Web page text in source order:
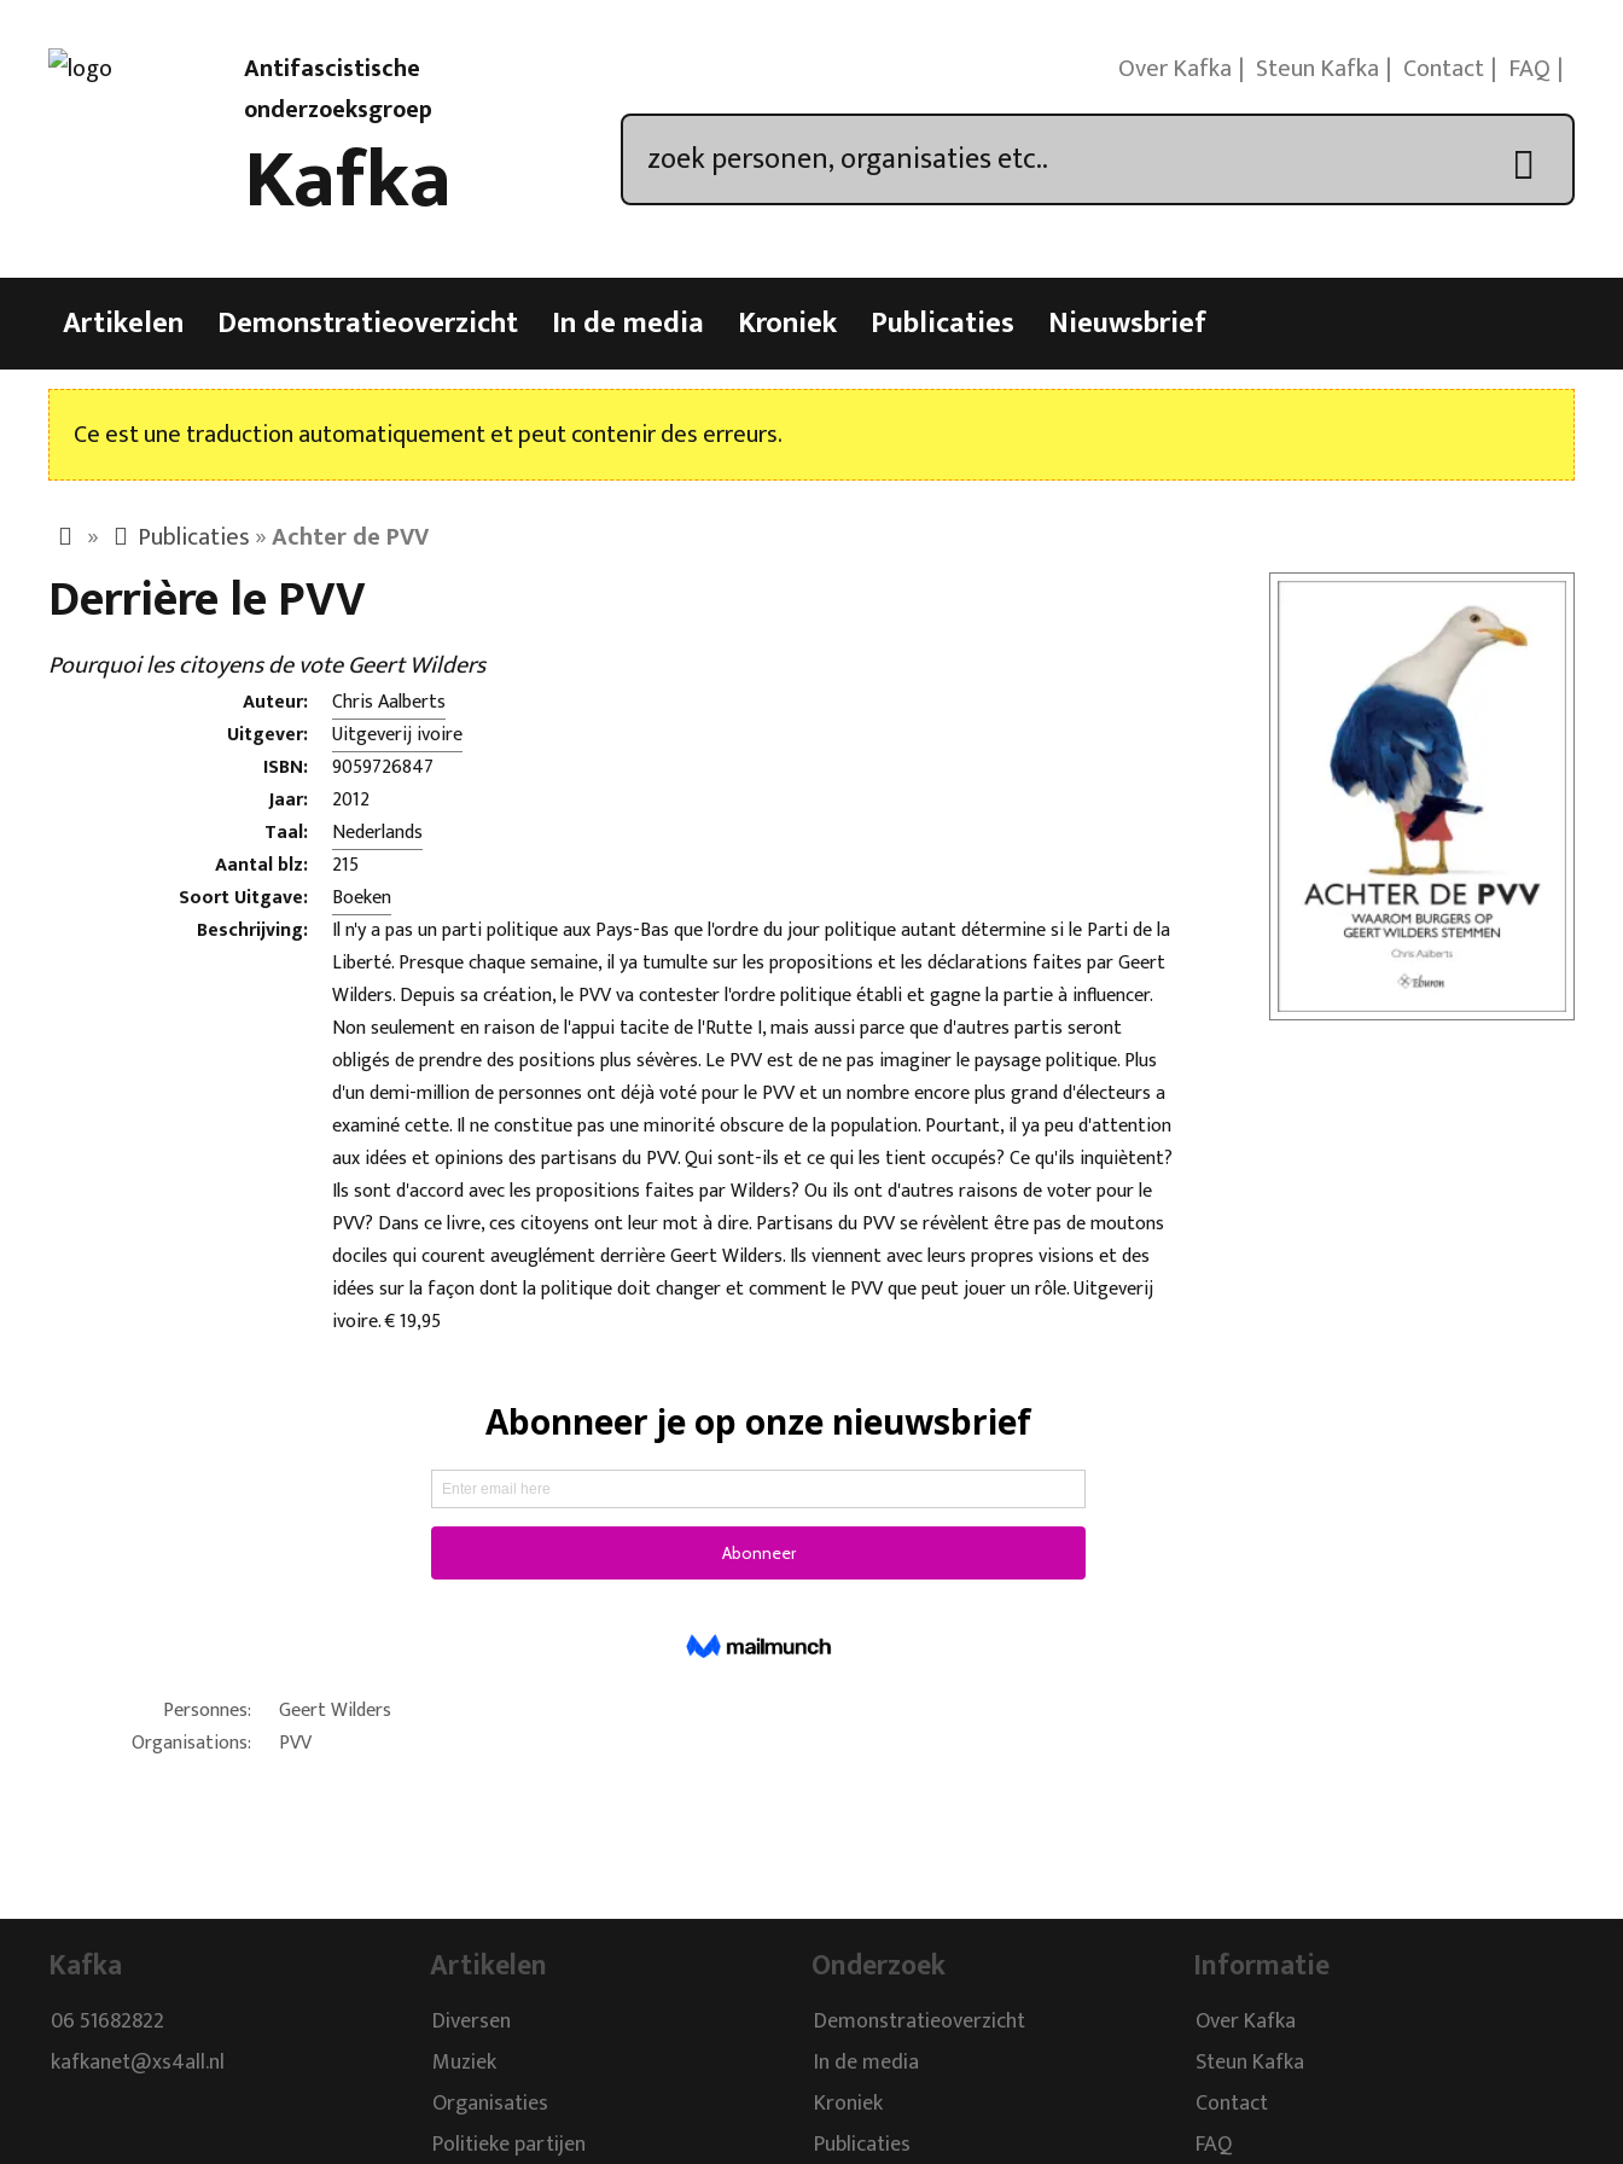
Antifascistische
onderzoeksgroep
Kafka
Over Kafka Steun Kafka Contact FAQ
Artikelen Demonstratieoverzicht In de media Kroniek Publicaties Nieuwsbrief
Ce est une traduction automatiquement et peut contenir des erreurs.
» Publicaties»Achter de PVV
Derrière le PVV
Pourquoi les citoyens de vote Geert Wilders
Auteur:
Chris Aalberts
Uitgever:
Uitgeverij ivoire
ISBN:
9059726847
Jaar:
2012
Taal:
Nederlands
Aantal blz:
215
Soort Uitgave:
Boeken
Beschrijving:
Il n'y a pas un parti politique aux Pays-Bas que l'ordre du jour politique autant détermine si le Parti de la
Liberté. Presque chaque semaine, il ya tumulte sur les propositions et les déclarations faites par Geert
Wilders. Depuis sa création, le PVV va contester l'ordre politique établi et gagne la partie à influencer.
Non seulement en raison de l'appui tacite de l'Rutte I, mais aussi parce que d'autres partis seront
obligés de prendre des positions plus sévères. Le PVV est de ne pas imaginer le paysage politique. Plus
d'un demi-million de personnes ont déjà voté pour le PVV et un nombre encore plus grand d'électeurs a
examiné cette. Il ne constitue pas une minorité obscure de la population. Pourtant, il ya peu d'attention
aux idées et opinions des partisans du PVV. Qui sont-ils et ce qui les tient occupés? Ce qu'ils inquiètent?
Ils sont d'accord avec les propositions faites par Wilders? Ou ils ont d'autres raisons de voter pour le
PVV? Dans ce livre, ces citoyens ont leur mot à dire. Partisans du PVV se révèlent être pas de moutons
dociles qui courent aveuglément derrière Geert Wilders. Ils viennent avec leurs propres visions et des
idées sur la façon dont la politique doit changer et comment le PVV que peut jouer un rôle. Uitgeverij
ivoire. € 19,95
Personnes:
Geert Wilders
Organisations:
PVV
Kafka
06 51682822
kafkanet@xs4all.nl
Artikelen
Diversen
Muziek
Organisaties
Politieke partijen
Onderzoek
Demonstratieoverzicht
In de media
Kroniek
Publicaties
Informatie
Over Kafka
Steun Kafka
Contact
FAQ